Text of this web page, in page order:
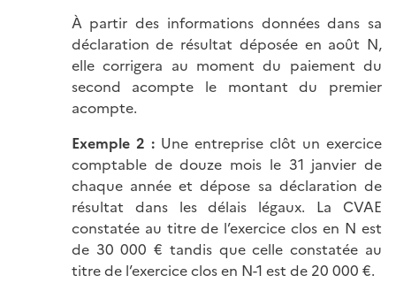
À partir des informations données dans sa
déclaration de résultat déposée en août N,
elle corrigera au moment du paiement du
second acompte le montant du premier
acompte.
Exemple 2 :Une entreprise clôt un exercice
comptable de douze mois le 31 janvier de
chaque année et dépose sa déclaration de
résultat dans les délais légaux. La CVAE
constatée au titre de l’exercice clos en N est
de 30 000 € tandis que celle constatée au
titre de l’exercice clos en N-1 est de 20 000 €.